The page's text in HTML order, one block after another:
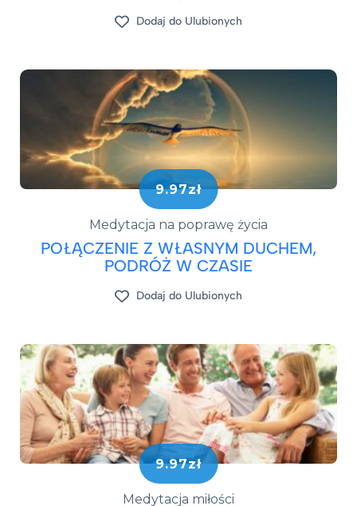
Dodaj do Ulubionych
9.97zł
Medytacja na poprawę życia
POŁĄCZENIE Z WŁASNYM DUCHEM,
PODRÓŻ W CZASIE
Dodaj do Ulubionych
9.97zł
Medytacja miłości